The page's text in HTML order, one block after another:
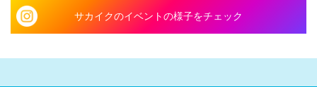
サカイクのイベントの様子をチェック